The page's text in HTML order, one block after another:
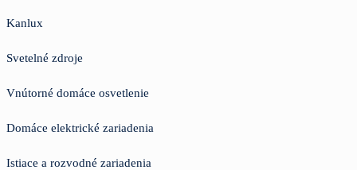
Kanlux
Svetelné zdroje
Vnútorné domáce osvetlenie
Domáce elektrické zariadenia
Istiace a rozvodné zariadenia